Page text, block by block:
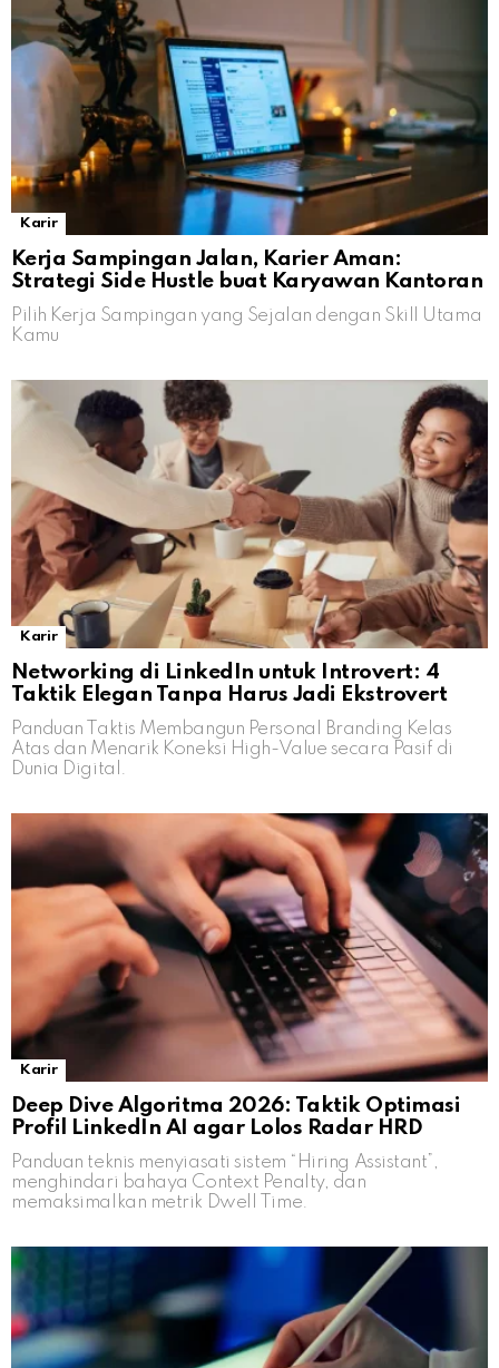
Karir
Kerja Sampingan Jalan, Karier Aman:
Strategi Side Hustle buat Karyawan Kantoran
Pilih Kerja Sampingan yang Sejalan dengan Skill Utama
Kamu
Karir
Networking di LinkedIn untuk Introvert: 4
Taktik Elegan Tanpa Harus Jadi Ekstrovert
Panduan Taktis Membangun Personal Branding Kelas
Atas dan Menarik Koneksi High-Value secara Pasif di
Dunia Digital.
Karir
Deep Dive Algoritma 2026: Taktik Optimasi
Profil LinkedIn AI agar Lolos Radar HRD
Panduan teknis menyiasati sistem “Hiring Assistant”,
menghindari bahaya Context Penalty, dan
memaksimalkan metrik Dwell Time.